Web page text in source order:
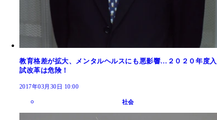
教育格差が拡大、メンタルヘルスにも悪影響…２０２０年度入
試改革は危険！
2017年03月30日 10:00
社会